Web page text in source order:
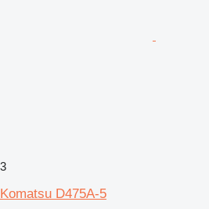
3
Komatsu D475A-5